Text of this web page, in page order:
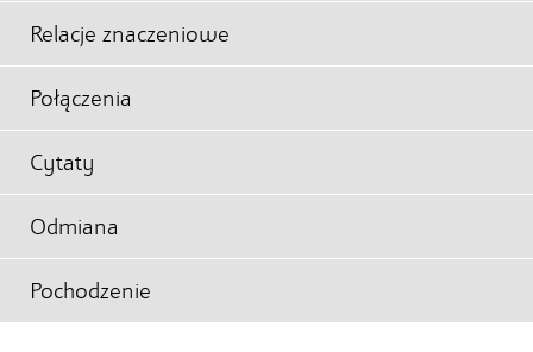
Relacje znaczeniowe
Połączenia
Cytaty
Odmiana
Pochodzenie